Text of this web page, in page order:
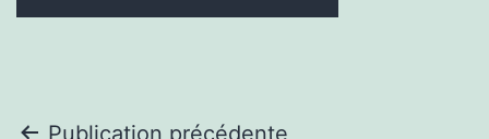
Publication précédente